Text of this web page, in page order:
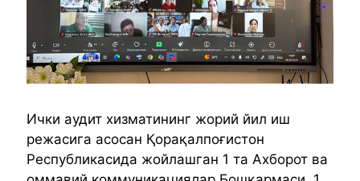
Ички аудит хизматининг жорий йил иш
режасига асосан Қорақалпоғистон
Республикасида жойлашган 1 та Ахборот ва